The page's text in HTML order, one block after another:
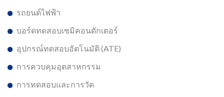
รถยนต์ไฟฟ้า
บอร์ดทดสอบเซมิคอนดักเตอร์
อุปกรณ์ทดสอบอัตโนมัติ (ATE)
การควบคุมอุตสาหกรรม
การทดสอบและการวัด